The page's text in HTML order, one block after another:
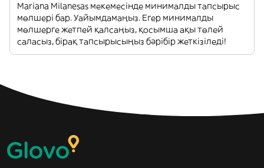
Mariana Milanesas мекемесінде минималды тапсырыс
мөлшері бар. Уайымдамаңыз. Егер минималды
мөлшерге жетпей қалсаңыз, қосымша ақы төлей
саласыз, бірақ тапсырысыңыз бәрібір жеткізіледі!